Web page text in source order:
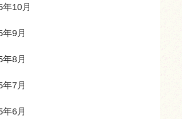
年10月
年9月
年8月
年7月
年6月